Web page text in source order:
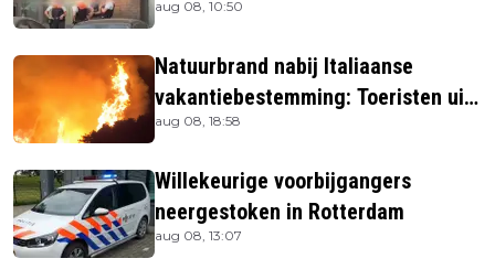
aug 08, 10:50
Natuurbrand nabij Italiaanse
vakantiebestemming: Toeristen uit
verblijven gehaald
aug 08, 18:58
Willekeurige voorbijgangers
neergestoken in Rotterdam
aug 08, 13:07